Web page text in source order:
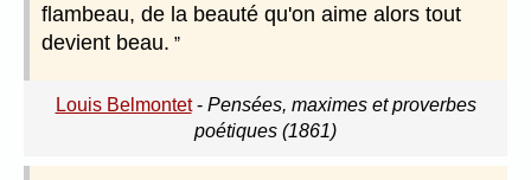
flambeau, de la beauté qu'on aime alors tout
devient beau.
Louis Belmontet- Pensées, maximes et proverbes
poétiques (1861)